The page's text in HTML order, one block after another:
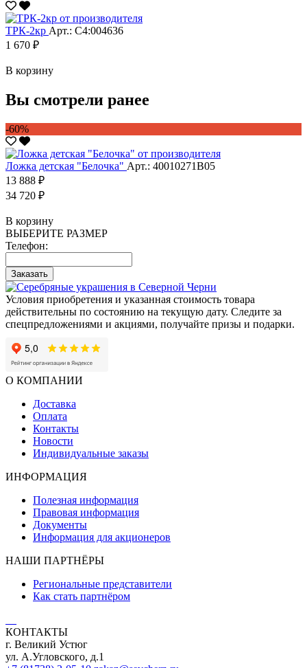
ТРК-2кр Арт.: С4:004636
1 670 ₽
В корзину
Вы смотрели ранее
-60%
Ложка детская "Белочка" Арт.: 40010271В05
13 888 ₽
34 720 ₽
В корзину
ВЫБЕРИТЕ РАЗМЕР
Телефон:
Заказать
Условия приобретения и указанная стоимость товара
действительны по состоянию на текущую дату. Следите за
спецпредложениями и акциями, получайте призы и подарки.
О КОМПАНИИ
Доставка
Оплата
Контакты
Новости
Индивидуальные заказы
ИНФОРМАЦИЯ
Полезная информация
Правовая информация
Документы
Информация для акционеров
НАШИ ПАРТНЁРЫ
Региональные представители
Как стать партнёром
КОНТАКТЫ
г. Великий Устюг
ул. А.Угловского, д.1